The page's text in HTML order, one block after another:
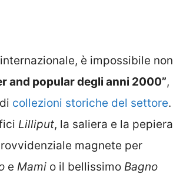
è impossibile non
and popular degli anni 2000”,
collezioni storiche del settore.
Lilliput, la saliera e la pepiera
magnete per
e Mami o il bellissimo Bagno